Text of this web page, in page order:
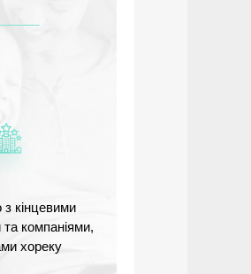
кінцевими
компаніями,
хореку